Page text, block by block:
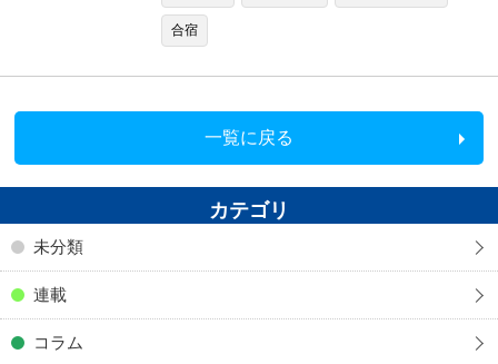
合宿
一覧に戻る
カテゴリ
未分類
連載
コラム